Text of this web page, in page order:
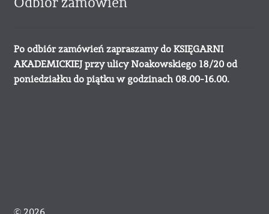
Po odbiór zamówień zapraszamy do KSIĘGARNI
AKADEMICKIEJ przy ulicy Noakowskiego 18/20 od
poniedziałku do piątku w godzinach 08.00-16.00.